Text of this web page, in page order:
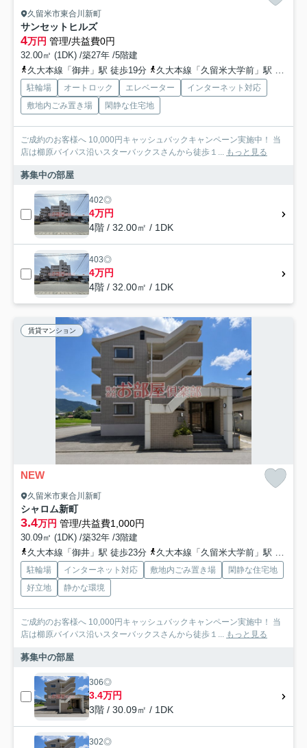
久留米市東合川新町
サンセットヒルズ
4万円 管理/共益費0円
32.00㎡ (1DK) /築27年 /5階建
久大本線「御井」駅 徒歩19分
久大本線「久留米大学前」駅 徒歩31分
駐輪場 オートロック エレベーター
インターネット対応
敷地内ごみ置き場
閑静な住宅地
ご成約のお客様へ 10,000円キャッシュバックキャンペーン実施中！ 当
店は櫛原バイパス沿いスターバックスさんから徒歩１... もっと見る
募集中の部屋
402◎
4万円
4階 / 32.00㎡ / 1DK
403◎
4万円
4階 / 32.00㎡ / 1DK
賃貸マンション
NEW
久留米市東合川新町
シャロム新町
3.4万円 管理/共益費1,000円
30.09㎡ (1DK) /築32年 /3階建
久大本線「御井」駅 徒歩23分
久大本線「久留米大学前」駅 徒歩30分
駐輪場 インターネット対応 敷地内ごみ置き場
閑静な住宅地
好立地
静かな環境
ご成約のお客様へ 10,000円キャッシュバックキャンペーン実施中！ 当
店は櫛原バイパス沿いスターバックスさんから徒歩１... もっと見る
募集中の部屋
306◎
3.4万円
3階 / 30.09㎡ / 1DK
302◎